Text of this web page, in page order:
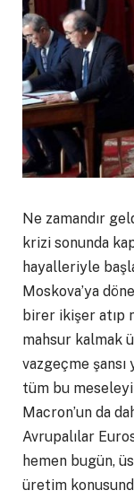
Ne zamandır
krizi sonunda
hayalleriyle
Moskova’ya
birer ikişer atıp
mahsur kalmak
vazgeçme
tüm bu
Macron’un da
Avrupalılar
hemen bugün,
üretim